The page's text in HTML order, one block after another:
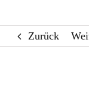
Zurück